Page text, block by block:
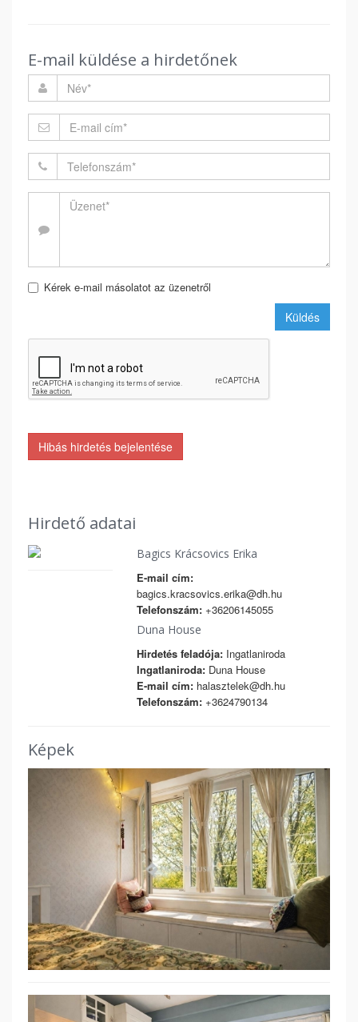
E-mail küldése a hirdetőnek
Kérek e-mail másolatot az üzenetről
Küldés
Hibás hirdetés bejelentése
Hirdető adatai
Bagics Krácsovics Erika
E-mail cím:
bagics.kracsovics.erika@dh.hu
Telefonszám:+36206145055
Duna House
Hirdetés feladója:Ingatlaniroda
Ingatlaniroda:Duna House
E-mail cím:halasztelek@dh.hu
Telefonszám:+3624790134
Képek